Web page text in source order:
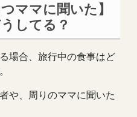
ママに聞いた】
してる？
場合、旅行中の食事はど
や、周りのママに聞いた